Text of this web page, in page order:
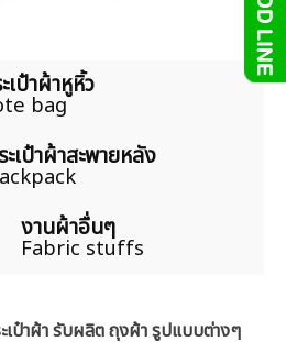
เป๋าผ้าหูหิ้ว
bag
ะเป๋าผ้าสะพายหลัง
งานผ้าอื่นๆ
Fabric stuffs
เป๋าผ้า รับผลิต ถุงผ้า รูปแบบต่างๆ